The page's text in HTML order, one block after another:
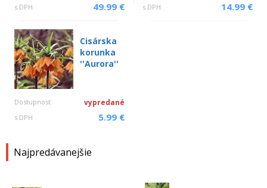
s DPH 49.99 € s DPH 14.99 €
Cisárska
korunka
''Aurora''
Dostupnosť vypredané
s DPH 5.99 €
Najpredávanejšie